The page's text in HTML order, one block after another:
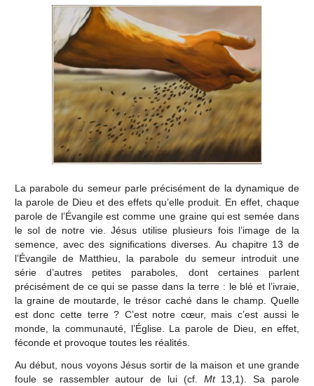
La parabole du semeur parle précisément de la dynamique de
la parole de Dieu et des effets qu’elle produit. En effet, chaque
parole de l’Évangile est comme une graine qui est semée dans
le sol de notre vie. Jésus utilise plusieurs fois l’image de la
semence, avec des significations diverses. Au chapitre 13 de
l’Évangile de Matthieu, la parabole du semeur introduit une
série d’autres petites paraboles, dont certaines parlent
précisément de ce qui se passe dans la terre : le blé et l’ivraie,
la graine de moutarde, le trésor caché dans le champ. Quelle
est donc cette terre ? C’est notre cœur, mais c’est aussi le
monde, la communauté, l’Église. La parole de Dieu, en effet,
féconde et provoque toutes les réalités.
Au début, nous voyons Jésus sortir de la maison et une grande
foule se rassembler autour de lui (cf. Mt13,1). Sa parole